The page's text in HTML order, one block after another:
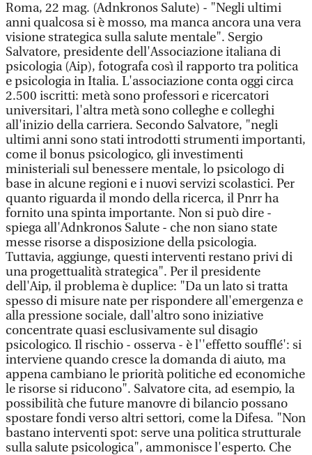
Roma, 22 mag. (Adnkronos Salute) - "Negli ultimi
anni qualcosa si è mosso, ma manca ancora una vera
visione strategica sulla salute mentale". Sergio
Salvatore, presidente dell'Associazione italiana di
psicologia (Aip), fotografa così il rapporto tra politica
e psicologia in Italia. L'associazione conta oggi circa
2.500 iscritti: metà sono professori e ricercatori
universitari, l'altra metà sono colleghe e colleghi
all'inizio della carriera. Secondo Salvatore, "negli
ultimi anni sono stati introdotti strumenti importanti,
come il bonus psicologico, gli investimenti
ministeriali sul benessere mentale, lo psicologo di
base in alcune regioni e i nuovi servizi scolastici. Per
quanto riguarda il mondo della ricerca, il Pnrr ha
fornito una spinta importante. Non si può dire -
spiega all'Adnkronos Salute - che non siano state
messe risorse a disposizione della psicologia.
Tuttavia, aggiunge, questi interventi restano privi di
una progettualità strategica". Per il presidente
dell'Aip, il problema è duplice: "Da un lato si tratta
spesso di misure nate per rispondere all'emergenza e
alla pressione sociale, dall'altro sono iniziative
concentrate quasi esclusivamente sul disagio
psicologico. Il rischio - osserva - è l''effetto soufflé': si
interviene quando cresce la domanda di aiuto, ma
appena cambiano le priorità politiche ed economiche
le risorse si riducono". Salvatore cita, ad esempio, la
possibilità che future manovre di bilancio possano
spostare fondi verso altri settori, come la Difesa. "Non
bastano interventi spot: serve una politica strutturale
sulla salute psicologica", ammonisce l'esperto. Che